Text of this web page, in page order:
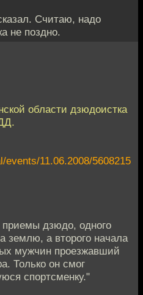
Считаю, надо
не поздно.
области дзюдоистка
events/11.06.2008/5608215
приемы дзюдо, одного
землю, а второго начала
мужчин проезжавший
Только он смог
спортсменку."